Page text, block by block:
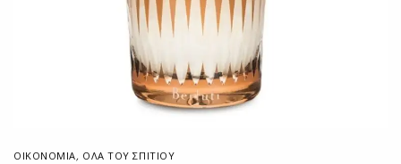
ΟΙΚΟΝΟΜΙΑ, ΌΛΑ ΤΟΥ ΣΠΙΤΙΟΥ